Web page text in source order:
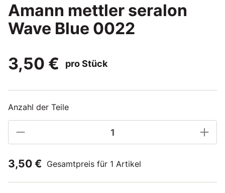
Amann mettler seralon
Wave Blue 0022
3,50 €
pro Stück
Anzahl der Teile
3,50 € Gesamtpreis für 1 Artikel